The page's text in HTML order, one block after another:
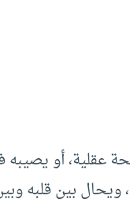
عقلية، أو
بين قلبه